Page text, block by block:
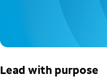
Lead with purpose